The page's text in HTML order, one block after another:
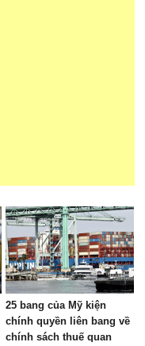
25 bang của Mỹ kiện
chính quyền liên bang về
chính sách thuế quan